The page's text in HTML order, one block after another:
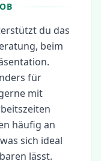
du das
beim
für
mit
häufig an
sich ideal
lässt.